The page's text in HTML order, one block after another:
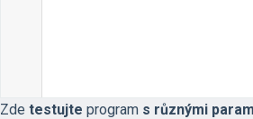
Zde testujte program s různými